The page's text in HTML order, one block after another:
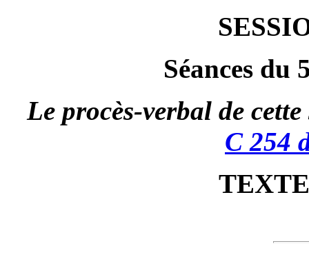
Séances du
Le procès-verbal de
C 254